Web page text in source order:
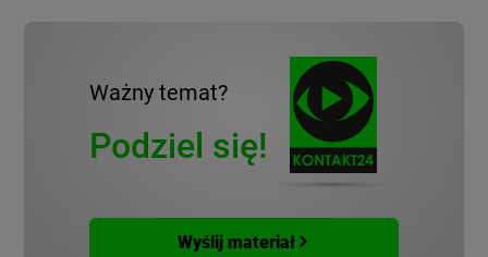
Ważny temat?
Podziel się!
Wyślij materiał